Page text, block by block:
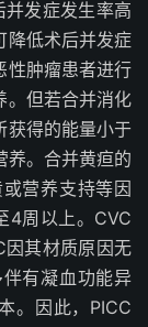
并发症发生率高
降低术后并发症
性肿瘤患者进行
。但若合并消化
获得的能量小于
养。合并黄疸的
营养支持等因
4周以上。 CVC
因其材质原因无
有凝血功能异
。因此， PICC